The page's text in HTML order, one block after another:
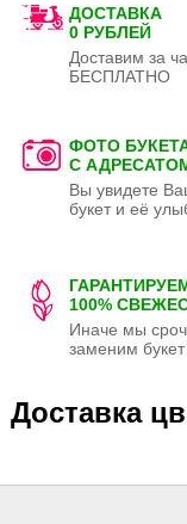
ДОСТАВКА
0 РУБЛЕЙ
Доставим за
БЕСПЛАТНО
ФОТО
С
Вы увидете
букет и её
100%
Иначе мы
заменим букет
Доставка